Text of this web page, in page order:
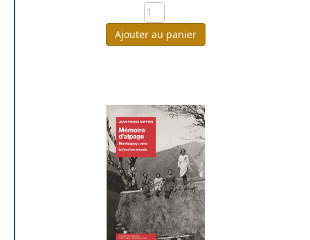
Ajouter au panier